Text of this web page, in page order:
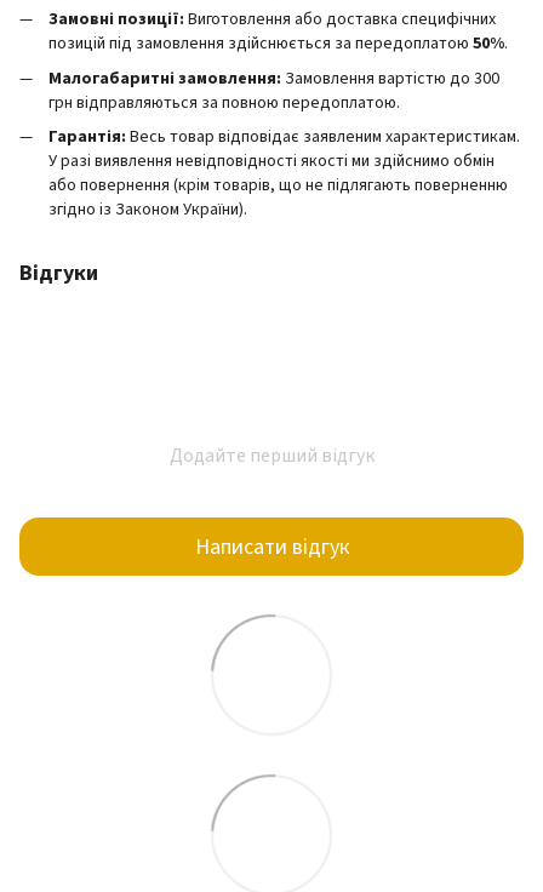
Замовні позиції: Виготовлення або доставка специфічних
позицій під замовлення здійснюється за передоплатою 50%.
Малогабаритні замовлення: Замовлення вартістю до 300
грн відправляються за повною передоплатою.
Гарантія: Весь товар відповідає заявленим характеристикам.
У разі виявлення невідповідності якості ми здійснимо обмін
або повернення (крім товарів, що не підлягають поверненню
згідно із Законом України).
Відгуки
Додайте перший відгук
Написати відгук